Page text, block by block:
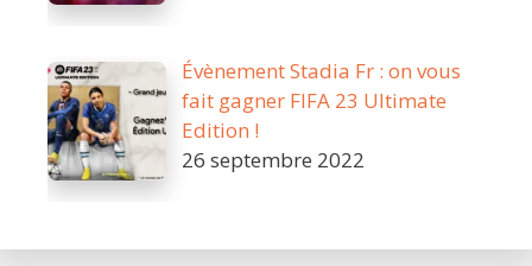
Évènement Stadia Fr : on vous
fait gagner FIFA 23 Ultimate
Edition !
26 septembre 2022